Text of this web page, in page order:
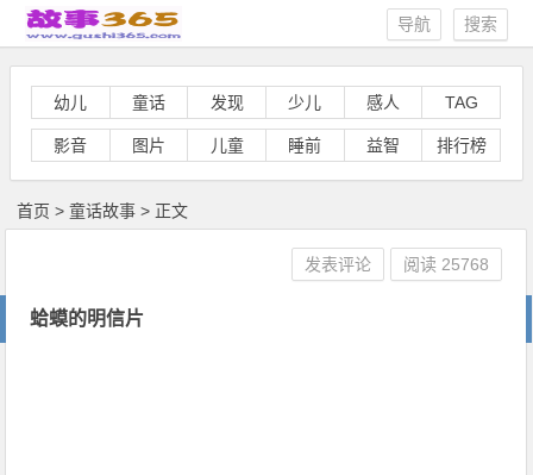
搜索
导航
幼儿 童话 发现 少儿 感人 TAG
影音 图片 儿童 睡前 益智 排行榜
首页 >童话故事 > 正文
蛤蟆的明信片
发表评论 阅读 25768